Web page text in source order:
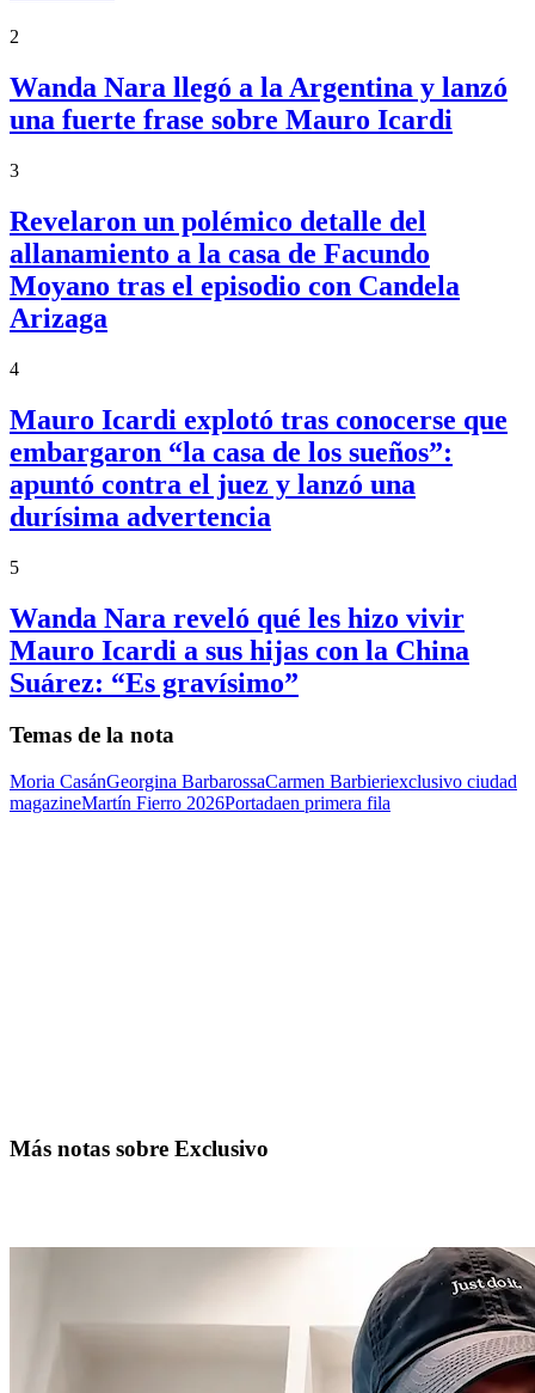
2
Wanda Nara llegó a la Argentina y lanzó
una fuerte frase sobre Mauro Icardi
3
Revelaron un polémico detalle del
allanamiento a la casa de Facundo
Moyano tras el episodio con Candela
Arizaga
4
Mauro Icardi explotó tras conocerse que
embargaron “la casa de los sueños”:
apuntó contra el juez y lanzó una
durísima advertencia
5
Wanda Nara reveló qué les hizo vivir
Mauro Icardi a sus hijas con la China
Suárez: “Es gravísimo”
Temas de la nota
Moria CasánGeorgina BarbarossaCarmen Barbieriexclusivo ciudad
magazineMartín Fierro 2026Portadaen primera fila
Más notas sobre Exclusivo